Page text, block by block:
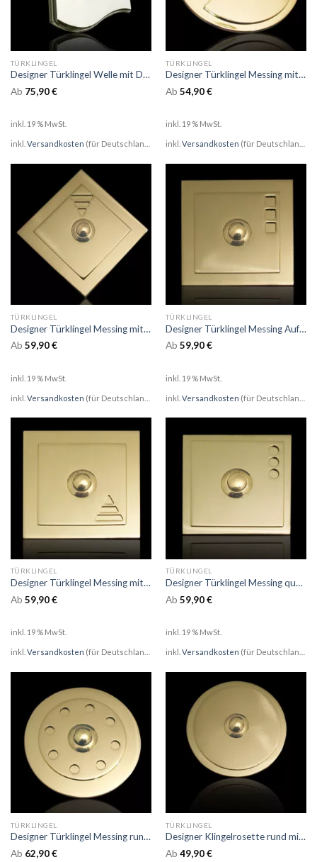
TÜRKLINGEL
Designer Türklingel Welle mit Doppelfase
Ab 75,90€
inkl. 19 % MwSt.
inkl. Versandkosten (für Deutschland)
TÜRKLINGEL
Designer Türklingel Messing mit Taillenaufsatz
Ab 54,90€
inkl. 19 % MwSt.
inkl. Versandkosten (für Deutschland)
TÜRKLINGEL
Designer Türklingel Messing mit Rautenaufsatz Triangel
Ab 59,90€
inkl. 19 % MwSt.
inkl. Versandkosten (für Deutschland)
TÜRKLINGEL
Designer Türklingel Messing Aufsatz und 3 quadratischen Ausschnitten
Ab 59,90€
inkl. 19 % MwSt.
inkl. Versandkosten (für Deutschland)
TÜRKLINGEL
Designer Türklingel Messing mit Aufsatz Triangel
Ab 59,90€
inkl. 19 % MwSt.
inkl. Versandkosten (für Deutschland)
TÜRKLINGEL
Designer Türklingel Messing quadratisch mit Aufsatz und 3 Kreisausschnitten
Ab 59,90€
inkl. 19 % MwSt.
inkl. Versandkosten (für Deutschland)
TÜRKLINGEL
Designer Türklingel Messing rund mit Lochring Aufsatz
Ab 62,90€
TÜRKLINGEL
Designer Klingelrosette rund mit rundem Aufsatz
Ab 49,90€